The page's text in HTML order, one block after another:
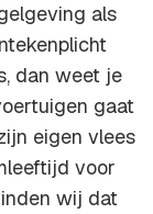
als
dan weet je
gaat
eigen vlees
voor
wij dat